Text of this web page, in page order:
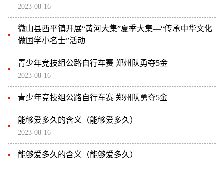
2023-08-16
微山县西平镇开展“黄河大集”夏季大集—“传承中华文化
做国学小名士”活动
青少年竞技组公路自行车赛 郑州队勇夺5金
2023-08-16
青少年竞技组公路自行车赛 郑州队勇夺5金
能够爱多久的含义（能够爱多久）
2023-08-16
能够爱多久的含义（能够爱多久）